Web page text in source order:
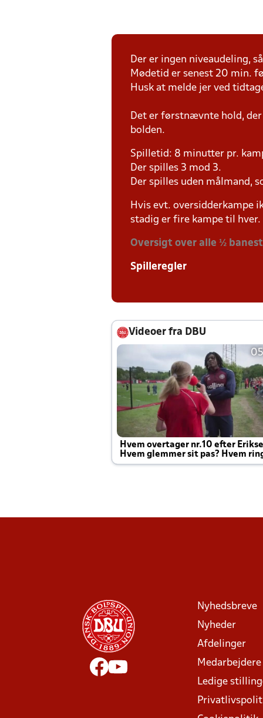
Der er ingen niveaudeling,
Mødetid er senest 20 min.
Husk at melde jer ved
Det er førstnævnte hold,
bolden.
Spilletid: 8 minutter pr.
Der spilles 3 mod 3.
Der spilles uden målmand,
Hvis evt. oversidderkampe
stadig er fire kampe til hver.
Oversigt over alle ½
Spilleregler
Videoer fra DBU
Hvem overtager nr.10 efter
Hvem glemmer sit pas? Hvem
Joachim altid til efter kampe?
Nyhedsbreve
Nyheder
Afdelinger
Medarbejdere
Ledige